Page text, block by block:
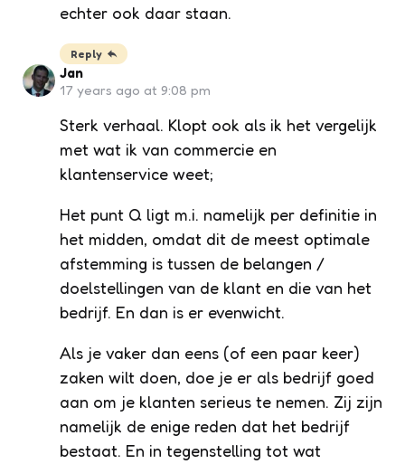
echter ook daar staan.
Reply
Jan
17 years ago at 9:08 pm
Sterk verhaal. Klopt ook als ik het vergelijk
met wat ik van commercie en
klantenservice weet;
Het punt Q ligt m.i. namelijk per definitie in
het midden, omdat dit de meest optimale
afstemming is tussen de belangen /
doelstellingen van de klant en die van het
bedrijf. En dan is er evenwicht.
Als je vaker dan eens (of een paar keer)
zaken wilt doen, doe je er als bedrijf goed
aan om je klanten serieus te nemen. Zij zijn
namelijk de enige reden dat het bedrijf
bestaat. En in tegenstelling tot wat